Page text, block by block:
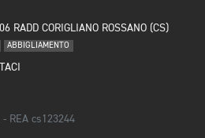
RADD CORIGLIANO ROSSANO (CS)
ABBIGLIAMENTO
REA cs123244